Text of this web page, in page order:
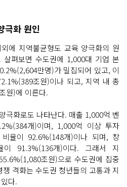
극화 원인
에 지역불균형도 교육 양극화의 원
살펴보면 수도권에 1,000대 기업 본
만명)가 밀집되어 있고, 이
조원)이나 되고, 지역 내 총
원)에 이른다.
극화로도 나타난다. 매출 1,000억 벤
개)이며, 1,000억 이상 투자
율이 92.6%(148개)이나 되며, 창
91.3%(136개)이다. 그래서 지
조원)으로 수도권에 집중
격화는 수도권 청년들의 고통과 지
다.